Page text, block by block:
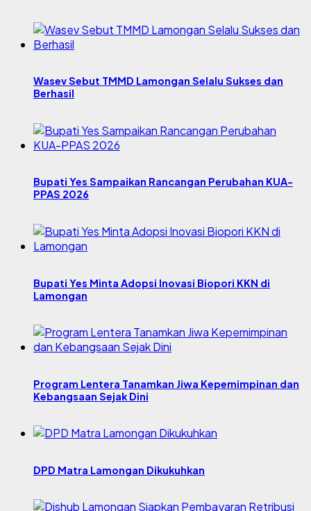
Wasev Sebut TMMD Lamongan Selalu Sukses dan
Berhasil
Bupati Yes Sampaikan Rancangan Perubahan KUA-
PPAS 2026
Bupati Yes Minta Adopsi Inovasi Biopori KKN di
Lamongan
Program Lentera Tanamkan Jiwa Kepemimpinan dan
Kebangsaan Sejak Dini
DPD Matra Lamongan Dikukuhkan